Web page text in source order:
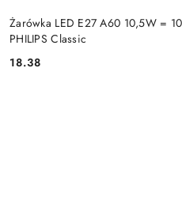
Żarówka LED E27 A60 10,5W =
PHILIPS Classic
Cena:
18.38